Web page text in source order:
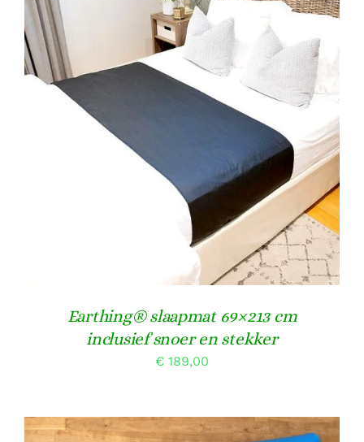
TOEVOEGEN AAN WINKELWAGEN
Earthing® slaapmat 69×213 cm
inclusief snoer en stekker
€ 189,00